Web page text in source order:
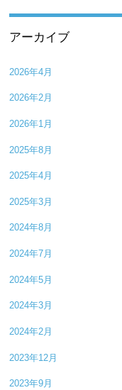
アーカイブ
2026年4月
2026年2月
2026年1月
2025年8月
2025年4月
2025年3月
2024年8月
2024年7月
2024年5月
2024年3月
2024年2月
2023年12月
2023年9月